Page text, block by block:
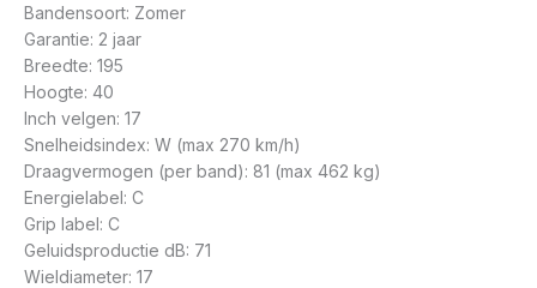
Bandensoort: Zomer
Garantie: 2 jaar
Breedte: 195
Hoogte: 40
Inch velgen: 17
Snelheidsindex: W (max 270 km/h)
Draagvermogen (per band): 81 (max 462 kg)
Energielabel: C
Grip label: C
Geluidsproductie dB: 71
Wieldiameter: 17